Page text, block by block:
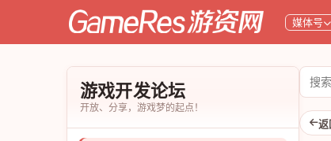
媒体号
游戏开发论坛
开放、分享，游戏梦的起点！
搜
索
论
坛
返